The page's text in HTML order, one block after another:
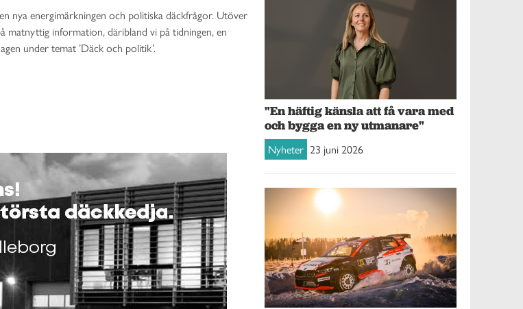
nya energimärkningen och politiska däckfrågor. Utöver
matnyttig information, däribland vi på tidningen, en
under temat ’Däck och politik’.
"En häftig känsla att få vara med
och bygga en ny utmanare"
Nyheter 23 juni 2026